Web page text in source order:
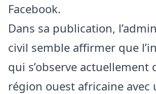
Facebook.
Dans sa publication,
civil semble affirmer que
qui s’observe actuellement
région ouest africaine avec